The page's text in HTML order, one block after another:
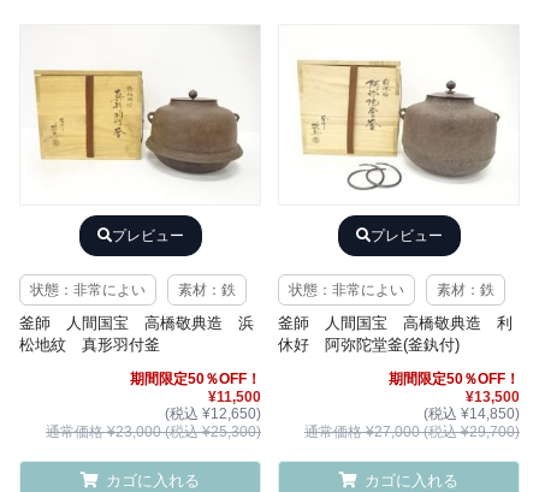
プレビュー
状態：非常によい 素材：鉄
釜師 人間国宝 高橋敬典造 浜
松地紋 真形羽付釜
期間限定50％OFF！
¥11,500
(税込 ¥12,650)
通常価格 ¥23,000 (税込 ¥25,300)
カゴに入れる
プレビュー
状態：非常によい 素材：鉄
釜師 人間国宝 高橋敬典造 利
休好 阿弥陀堂釜(釜釻付)
期間限定50％OFF！
¥13,500
(税込 ¥14,850)
通常価格 ¥27,000 (税込 ¥29,700)
カゴに入れる